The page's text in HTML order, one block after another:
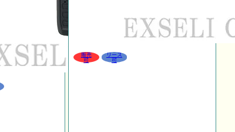
販売
可
リース
可